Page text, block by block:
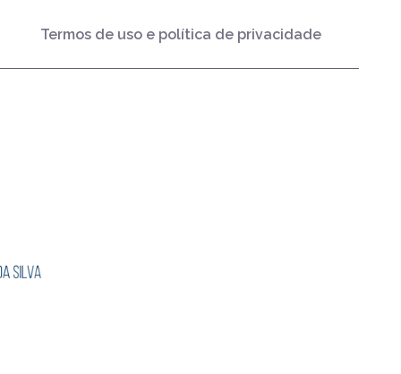
Termos de uso e política de privacidade